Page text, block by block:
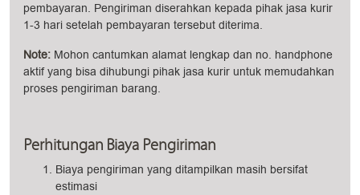
pembayaran. Pengiriman diserahkan kepada pihak jasa kurir
1-3 hari setelah pembayaran tersebut diterima.
Note: Mohon cantumkan alamat lengkap dan no. handphone
aktif yang bisa dihubungi pihak jasa kurir untuk memudahkan
proses pengiriman barang.
Perhitungan Biaya Pengiriman
Biaya pengiriman yang ditampilkan masih bersifat
estimasi